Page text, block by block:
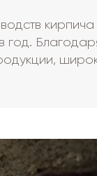
кирпича
год.